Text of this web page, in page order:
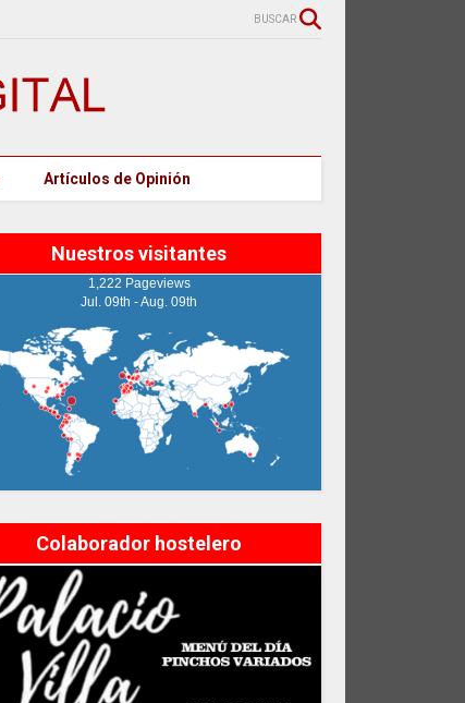
BUSCAR
Artículos de Opinión
Nuestros visitantes
1,222 Pageviews
Jul. 09th - Aug. 09th
Colaborador hostelero